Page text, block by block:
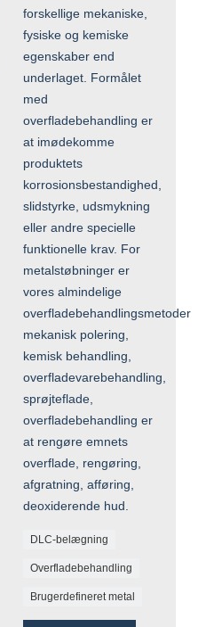
forskellige mekaniske,
fysiske og kemiske
egenskaber end
underlaget. Formålet
med
overfladebehandling er
at imødekomme
produktets
korrosionsbestandighed,
slidstyrke, udsmykning
eller andre specielle
funktionelle krav. For
metalstøbninger er
vores almindelige
overfladebehandlingsmetoder
mekanisk polering,
kemisk behandling,
overfladevarebehandling,
sprøjteflade,
overfladebehandling er
at rengøre emnets
overflade, rengøring,
afgratning, afføring,
deoxiderende hud.
DLC-belægning
Overfladebehandling
Brugerdefineret metal